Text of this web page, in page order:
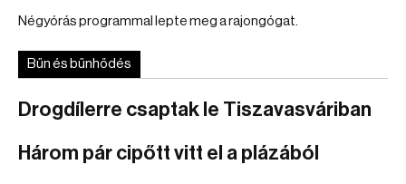
Négyórás programmal lepte meg a rajongógat.
Bűn és bűnhődés
Drogdílerre csaptak le Tiszavasváriban
Három pár cipőtt vitt el a plázából